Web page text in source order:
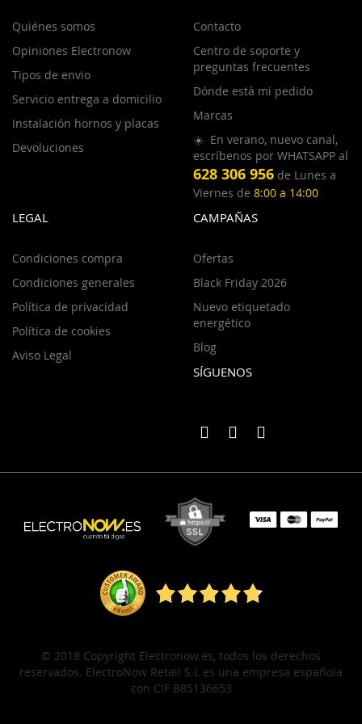
Quiénes somos
Opiniones Electronow
Tipos de envio
Servicio entrega a domicilio
Instalación hornos y placas
Devoluciones
Contacto
Centro de soporte y
preguntas frecuentes
Dónde está mi pedido
Marcas
☀️ En verano, nuevo canal,
escríbenos por WHATSAPP al
628 306 956 de Lunes a
Viernes de 8:00 a 14:00
LEGAL
Condiciones compra
Condiciones generales
Política de privacidad
Política de cookies
Aviso Legal
CAMPAÑAS
Ofertas
Black Friday 2026
Nuevo etiquetado
energético
Blog
SÍGUENOS
© 2018 Copyright Electronow.es, todos los derechos
reservados. ElectroNow Retail S.L es una empresa española
con CIF B85136653